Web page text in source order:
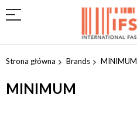
Przejdź
do
Strona główna Brands MINIMUM
MINIMUM